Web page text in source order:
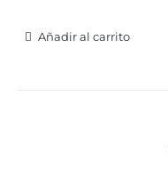
Añadir al carrito